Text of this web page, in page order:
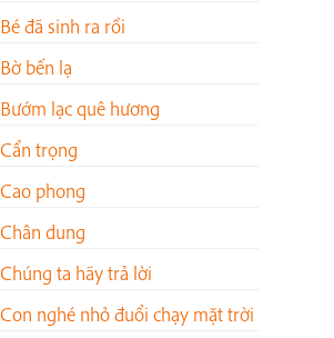
Bé đã sinh ra rồi
Bờ bến lạ
Bướm lạc quê hương
Cẩn trọng
Cao phong
Chân dung
Chúng ta hãy trả lời
Con nghé nhỏ đuổi chạy mặt trời